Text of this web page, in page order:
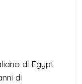
di Egypt
di